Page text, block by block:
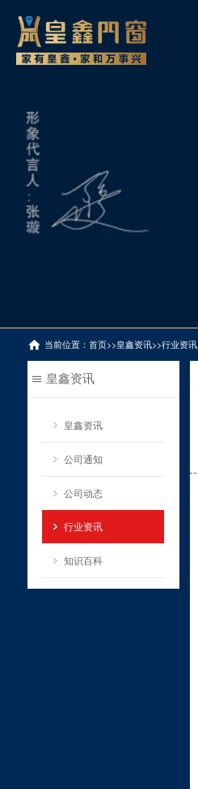
当前位置： 首页>>皇鑫资讯>>行业资讯
皇鑫资讯
皇鑫资讯
公司通知
公司动态
行业资讯
知识百科